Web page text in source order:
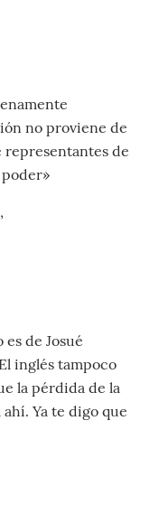
no proviene de
de
de Josué
inglés tampoco
la pérdida de la
Ya te digo que